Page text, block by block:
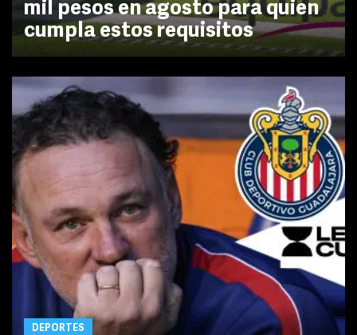
mil pesos en agosto para quien
cumpla estos requisitos
DEPORTES